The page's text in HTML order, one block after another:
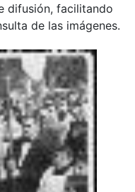
difusión, facilitando
de las imágenes.